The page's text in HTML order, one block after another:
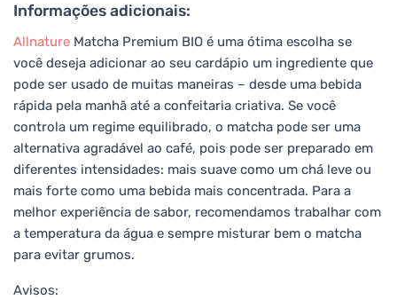
Informações adicionais:
Allnature Matcha Premium BIO é uma ótima escolha se
você deseja adicionar ao seu cardápio um ingrediente que
pode ser usado de muitas maneiras – desde uma bebida
rápida pela manhã até a confeitaria criativa. Se você
controla um regime equilibrado, o matcha pode ser uma
alternativa agradável ao café, pois pode ser preparado em
diferentes intensidades: mais suave como um chá leve ou
mais forte como uma bebida mais concentrada. Para a
melhor experiência de sabor, recomendamos trabalhar com
a temperatura da água e sempre misturar bem o matcha
para evitar grumos.
Avisos: